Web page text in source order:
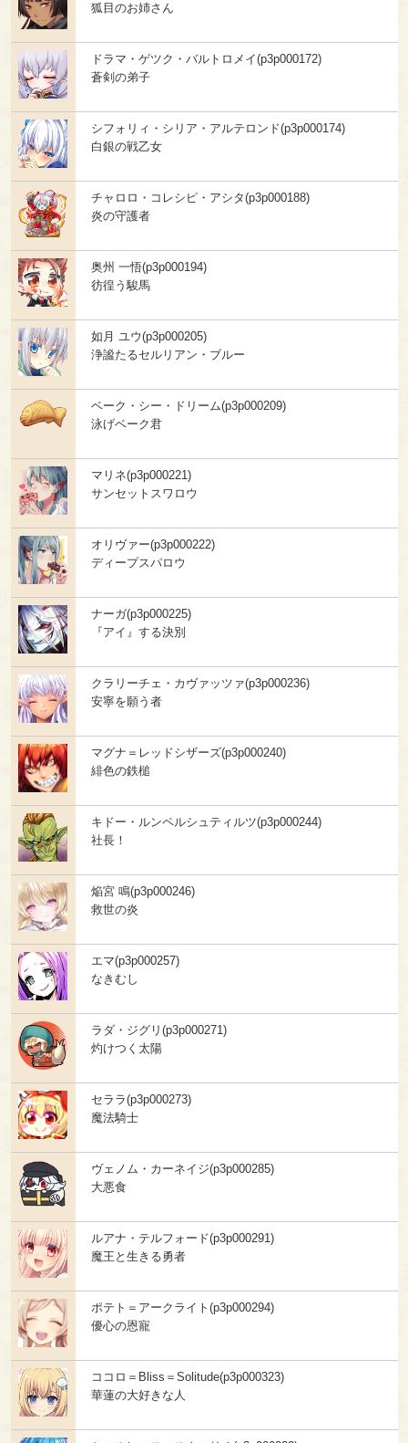
狐目のお姉さん
ドラマ・ゲツク・バルトロメイ(p3p000172)
蒼剣の弟子
シフォリィ・シリア・アルテロンド(p3p000174)
白銀の戦乙女
チャロロ・コレシピ・アシタ(p3p000188)
炎の守護者
奥州 一悟(p3p000194)
彷徨う駿馬
如月 ユウ(p3p000205)
浄謐たるセルリアン・ブルー
ベーク・シー・ドリーム(p3p000209)
泳げベーク君
マリネ(p3p000221)
サンセットスワロウ
オリヴァー(p3p000222)
ディープスパロウ
ナーガ(p3p000225)
『アイ』する決別
クラリーチェ・カヴァッツァ(p3p000236)
安寧を願う者
マグナ＝レッドシザーズ(p3p000240)
緋色の鉄槌
キドー・ルンペルシュティルツ(p3p000244)
社長！
焔宮 鳴(p3p000246)
救世の炎
エマ(p3p000257)
なきむし
ラダ・ジグリ(p3p000271)
灼けつく太陽
セララ(p3p000273)
魔法騎士
ヴェノム・カーネイジ(p3p000285)
大悪食
ルアナ・テルフォード(p3p000291)
魔王と生きる勇者
ポテト＝アークライト(p3p000294)
優心の恩寵
ココロ＝Bliss＝Solitude(p3p000323)
華蓮の大好きな人